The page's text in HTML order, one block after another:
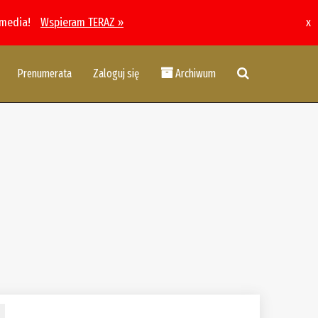
Wspieram TERAZ » x
Prenumerata Zaloguj się Archiwum